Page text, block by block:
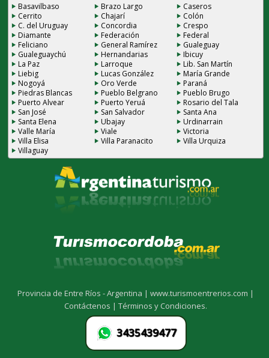
Basavilbaso Brazo Largo
Caseros
Cerrito
Chajarí
Colón
C. del Uruguay
Concordia
Crespo
Diamante
Federación
Federal
Feliciano
General Ramírez
Gualeguay
Gualeguaychú
Hernandarias
Ibicuy
La Paz
Larroque
Lib. San Martín
Liebig
Lucas González
María Grande
Nogoyá
Oro Verde
Paraná
Piedras Blancas
Pueblo Belgrano
Pueblo Brugo
Puerto Alvear
Puerto Yeruá
Rosario del Tala
San José
San Salvador
Santa Ana
Santa Elena
Ubajay
Urdinarrain
Valle María
Viale
Victoria
Villa Elisa
Villa Paranacito
Villa Urquiza
Villaguay
Provincia de Entre Ríos - Argentina |www.turismoentrerios.com |
Contáctenos |Términos y Condiciones.
3435439477